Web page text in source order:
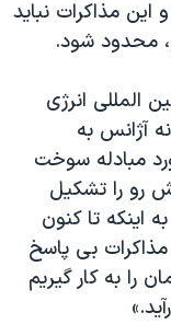
اين مذاکرات نبايد
محدود شود.
المللی انرژی
آژانس به
مبادله سوخت
رو را تشکيل
اينکه تا کنون
بی پاسخ
را به کار گيريم